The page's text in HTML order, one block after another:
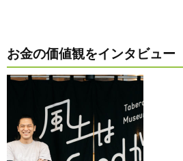
お金の価値観をインタビュー